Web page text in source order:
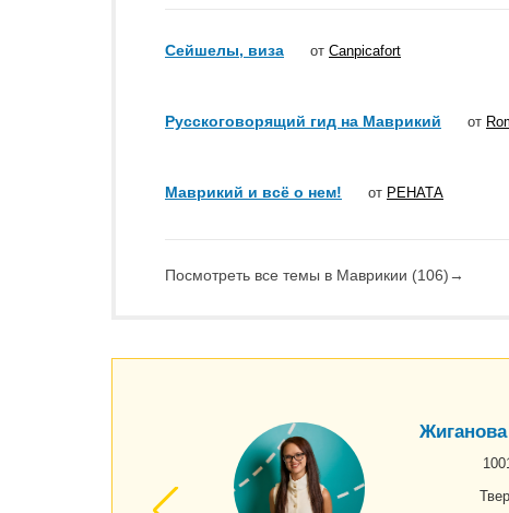
Сейшелы, виза от Canpicafort
Русскоговорящий гид на Маврикий от
Маврикий и всё о нем! от РЕНАТА
Посмотреть все темы в Маврикии (106)→